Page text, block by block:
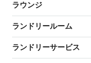
ラウンジ
ランドリールーム
ランドリーサービス